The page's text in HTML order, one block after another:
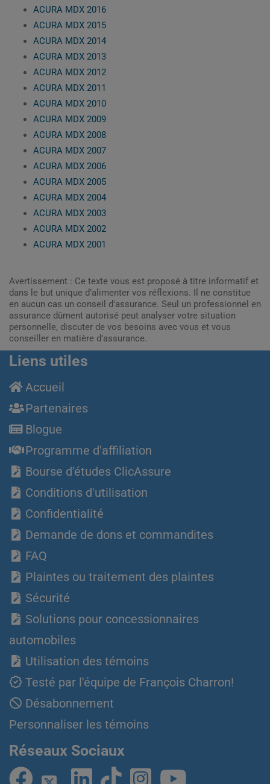
ACURA MDX 2016
ACURA MDX 2015
ACURA MDX 2014
ACURA MDX 2013
ACURA MDX 2012
ACURA MDX 2011
ACURA MDX 2010
ACURA MDX 2009
ACURA MDX 2008
ACURA MDX 2007
ACURA MDX 2006
ACURA MDX 2005
ACURA MDX 2004
ACURA MDX 2003
ACURA MDX 2002
ACURA MDX 2001
Avertissement : Ce texte vous est proposé à titre informatif et
dans le but unique d’alimenter vos réflexions. Il ne constitue
en aucun cas un conseil d'assurance. Seul un professionnel en
assurance dûment autorisé peut analyser votre situation
personnelle, discuter de vos besoins avec vous et vous
conseiller en matière d’assurance.
Liens utiles
Accueil
Partenaires
Blogue
Programme d'affiliation
Bourse d’études ClicAssure
Conditions d'utilisation
Confidentialité
Demande de dons et commandites
FAQ
Plaintes ou traitement des plaintes
Sécurité
Solutions pour concessionnaires
automobiles
Utilisation des témoins
Testé par l'équipe de François Charron!
Désabonnement
Personnaliser les témoins
Réseaux Sociaux